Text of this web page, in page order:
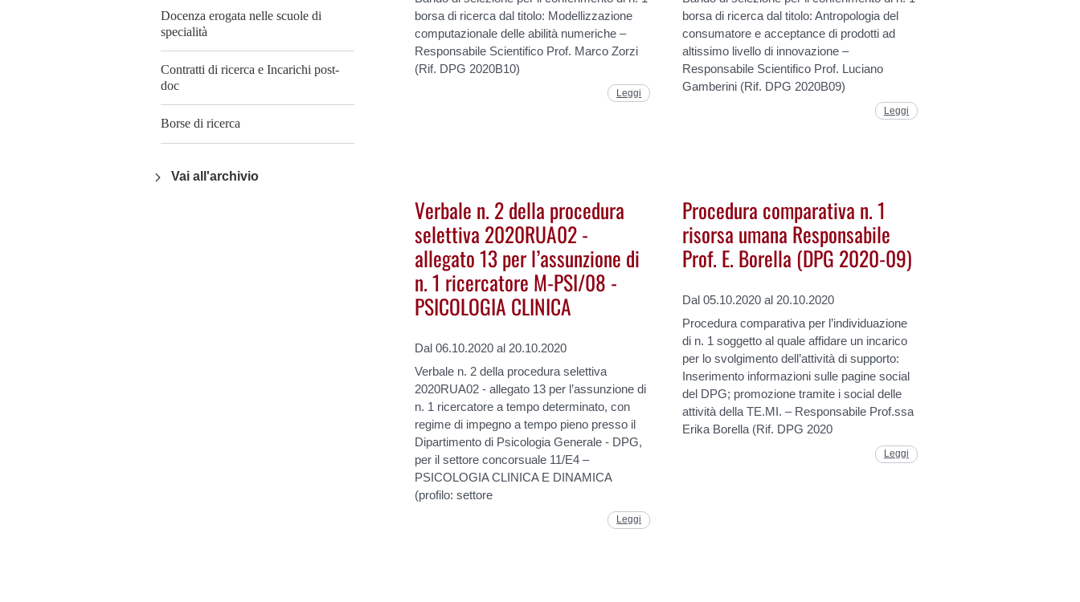
Docenza erogata nelle scuole di
specialità
Contratti di ricerca e Incarichi post-
doc
Borse di ricerca
Vai all'archivio
borsa di ricerca dal titolo: Modellizzazione
computazionale delle abilità numeriche –
Responsabile Scientifico Prof. Marco Zorzi
(Rif. DPG 2020B10)
Leggi
borsa di ricerca dal titolo: Antropologia del
consumatore e acceptance di prodotti ad
altissimo livello di innovazione –
Responsabile Scientifico Prof. Luciano
Gamberini (Rif. DPG 2020B09)
Leggi
Verbale n. 2 della procedura
selettiva 2020RUA02 -
allegato 13 per l’assunzione di
n. 1 ricercatore M-PSI/08 -
PSICOLOGIA CLINICA
Dal 06.10.2020 al 20.10.2020
Verbale n. 2 della procedura selettiva
2020RUA02 - allegato 13 per l’assunzione di
n. 1 ricercatore a tempo determinato, con
regime di impegno a tempo pieno presso il
Dipartimento di Psicologia Generale - DPG,
per il settore concorsuale 11/E4 –
PSICOLOGIA CLINICA E DINAMICA
(profilo: settore
Leggi
Procedura comparativa n. 1
risorsa umana Responsabile
Prof. E. Borella (DPG 2020-09)
Dal 05.10.2020 al 20.10.2020
Procedura comparativa per l’individuazione
di n. 1 soggetto al quale affidare un incarico
per lo svolgimento dell’attività di supporto:
Inserimento informazioni sulle pagine social
del DPG; promozione tramite i social delle
attività della TE.MI. – Responsabile Prof.ssa
Erika Borella (Rif. DPG 2020
Leggi